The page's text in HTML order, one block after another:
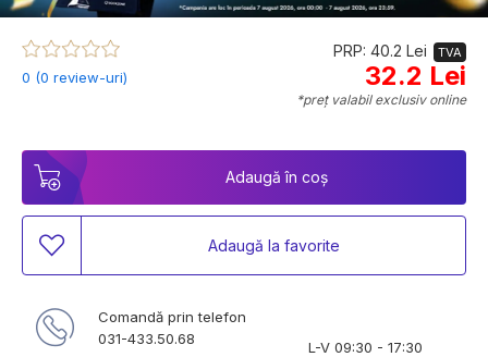
0 (0 review-uri)
PRP: 40.2 Lei TVA
32.2 Lei
*preț valabil exclusiv online
Adaugă în coș
Adaugă la favorite
Comandă prin telefon
031-433.50.68
L-V 09:30 - 17:30